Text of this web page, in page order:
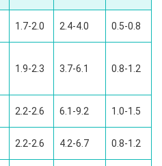
1.7-2.0 2.4-4.0 0.5-0.8
1.9-2.3 3.7-6.1 0.8-1.2
2.2-2.6 6.1-9.2 1.0-1.5
2.2-2.6 4.2-6.7 0.8-1.2